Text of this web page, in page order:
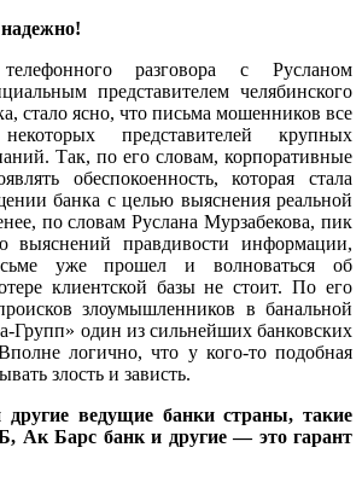
разговора с Русланом
представителем челябинского
стало ясно, что письма мошенников все
представителей крупных
Так, по его словам, корпоративные
обеспокоенность, которая стала
банка с целью выяснения реальной
по словам Руслана Мурзабекова, пик
выяснений правдивости информации,
уже прошел и волноваться об
клиентской базы не стоит. По его
злоумышленников в банальной
Групп» один из сильнейших банковских
логично, что у кого-то подобная
злость и зависть.
ведущие банки страны, такие
Ак Барс банк и другие — это гарант